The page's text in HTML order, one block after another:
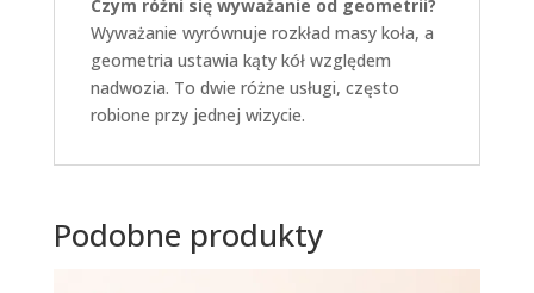
Czym różni się wyważanie od geometrii?
Wyważanie wyrównuje rozkład masy koła, a
geometria ustawia kąty kół względem
nadwozia. To dwie różne usługi, często
robione przy jednej wizycie.
Podobne produkty